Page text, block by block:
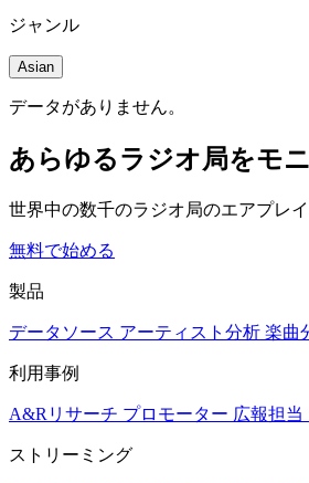
ジャンル
Asian
データがありません。
あらゆるラジオ局をモ
世界中の数千のラジオ局のエアプレ
無料で始める
製品
データソース アーティスト分析 楽曲
利用事例
A&Rリサーチ プロモーター 広報担当
ストリーミング